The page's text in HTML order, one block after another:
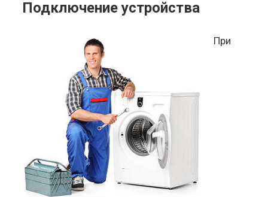
Подключение устройства
При